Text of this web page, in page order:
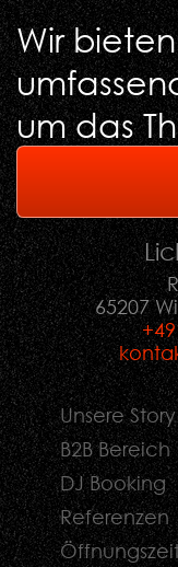
Wir
um das
65207
Unsere Story
B2B Bereich
DJ Booking
Referenzen